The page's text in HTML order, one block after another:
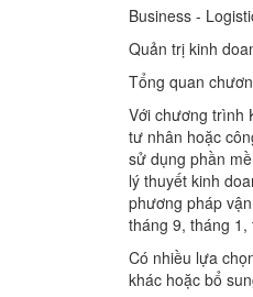
Business -
Quản trị kinh
Tổng quan
Với chương trình
tư nhân hoặc
sử dụng phần
lý thuyết kinh
phương pháp
tháng 9, tháng
Có nhiều lựa
khác hoặc bổ